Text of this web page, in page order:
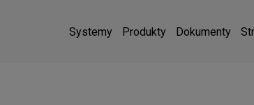
Systemy Produkty Dokumenty